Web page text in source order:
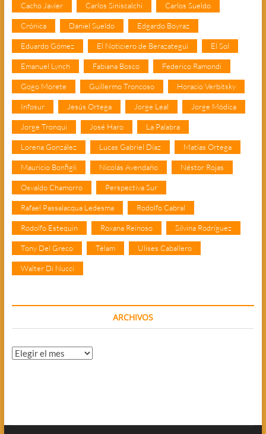
Cacho Javier Carlos Siniscalchi Carlos Sueldo
Crónica Daniel Sueldo Edgardo Boyraz
Eduardo Gómez El Noticiero de Berazategui El Sol
Emanuel Lynch Fabiana Bosco Federico Ramondi
Gogo Morete Guillermo Troncoso Horacio Verbitsky
Infosur Jesús Ortega Jorge Leal Jorge Módica
Jorge Tronqui José Haro La Palabra
Lorena González Lucas Gabriel Díaz Matías Ortega
Mauricio Bonfigli Nicolás Avendaño Néstor Rojas
Osvaldo Chamorro Perspectiva Sur
Rafael Passalacqua Ledesma Rodolfo Cabral
Rodolfo Estequin Roxana Reinoso Silvina Rodríguez
Tony Del Greco Télam Ulises Caballero
Walter Di Nucci
ARCHIVOS
Archivos